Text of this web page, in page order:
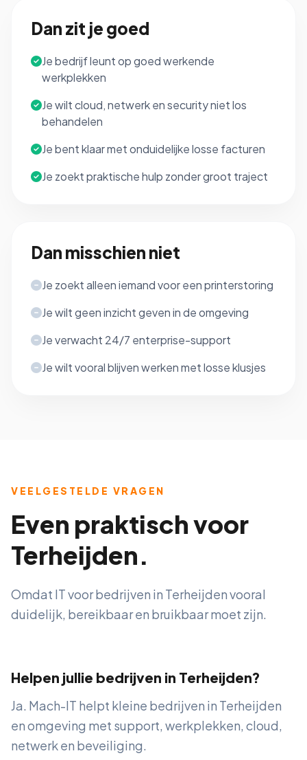
Dan zit je goed
Je bedrijf leunt op goed werkende
werkplekken
Je wilt cloud, netwerk en security niet los
behandelen
Je bent klaar met onduidelijke losse facturen
Je zoekt praktische hulp zonder groot traject
Dan misschien niet
Je zoekt alleen iemand voor een printerstoring
Je wilt geen inzicht geven in de omgeving
Je verwacht 24/7 enterprise-support
Je wilt vooral blijven werken met losse klusjes
VEELGESTELDE VRAGEN
Even praktisch voor
Terheijden.
Omdat IT voor bedrijven in Terheijden vooral
duidelijk, bereikbaar en bruikbaar moet zijn.
Helpen jullie bedrijven in Terheijden?
Ja. Mach-IT helpt kleine bedrijven in Terheijden
en omgeving met support, werkplekken, cloud,
netwerk en beveiliging.